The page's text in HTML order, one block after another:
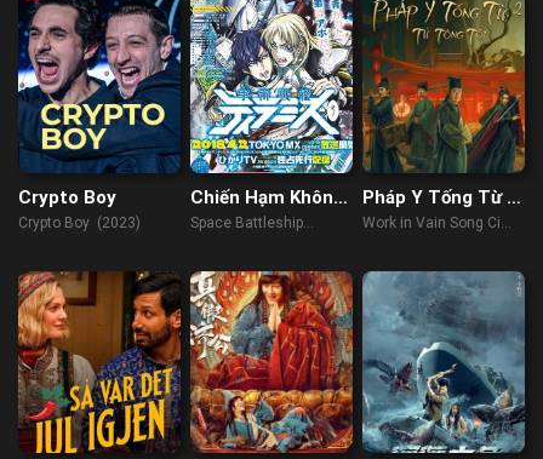
Crypto Boy
Crypto Boy (2023)
Chiến Hạm Không
Gian Tiramisu
Space Battleship
Pháp Y Tống Từ 2:
Tứ Tông Tội
Work in Vain Song Ci